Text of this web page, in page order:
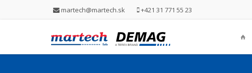
martech@martech.sk +421 31 771 55 23